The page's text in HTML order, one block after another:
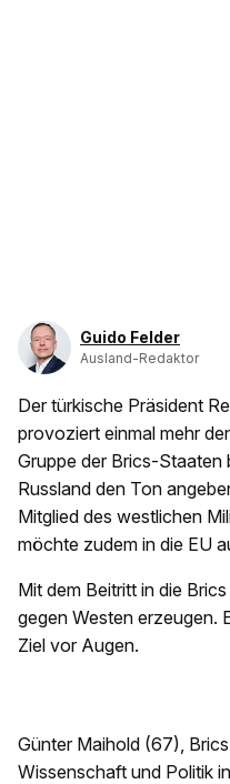
Guido Felder
Ausland-Redaktor
Der türkische Präsident
provoziert einmal mehr
Gruppe der Brics-Staaten
Russland den Ton
Mitglied des westlichen
möchte zudem in die EU
Mit dem Beitritt in die
gegen Westen erzeugen.
Ziel vor Augen.
Günter Maihold (67),
Wissenschaft und Politik